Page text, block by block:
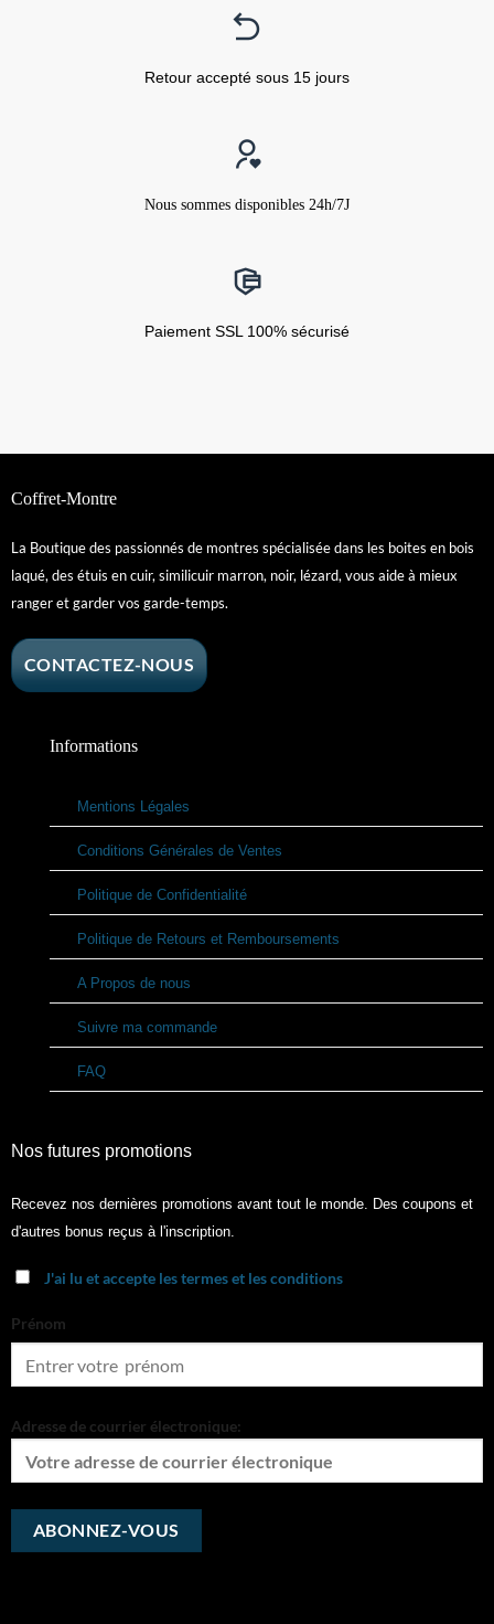
Retour accepté sous 15 jours
Nous sommes disponibles 24h/7J
Paiement SSL 100% sécurisé
Coffret-Montre
La Boutique des passionnés de montres spécialisée dans les boites en bois
laqué, des étuis en cuir, similicuir marron, noir, lézard, vous aide à mieux
ranger et garder vos garde-temps.
CONTACTEZ-NOUS
Informations
Mentions Légales
Conditions Générales de Ventes
Politique de Confidentialité
Politique de Retours et Remboursements
A Propos de nous
Suivre ma commande
FAQ
Nos futures promotions
Recevez nos dernières promotions avant tout le monde. Des coupons et
d'autres bonus reçus à l'inscription.
J'ai lu et accepte les termes et les conditions
Prénom
Adresse de courrier électronique: